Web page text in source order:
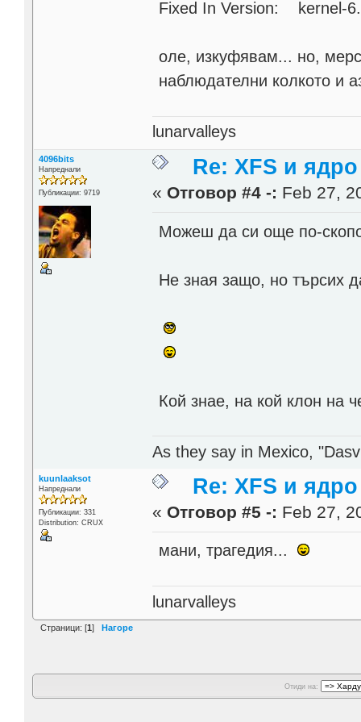
Fixed In Version: kernel-
оле, изкуфявам... но,
наблюдателни колкото и
lunarvalleys
4096bits
Напреднали
Публикации: 9719
Re: XFS и
« Отговор #4 -: Feb 27,
Можеш да си още по-
Не зная защо, но търсих
Кой знае, на кой клон на
As they say in Mexico,
kuunlaaksot
Напреднали
Публикации: 331
Distribution: CRUX
Re: XFS и
« Отговор #5 -: Feb 27,
мани, трагедия...
lunarvalleys
Страници: [1] Нагоре
Отиди на: